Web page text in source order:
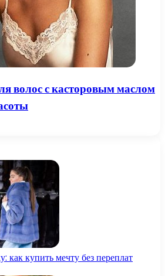
волос с касторовым маслом
как купить мечту без переплат